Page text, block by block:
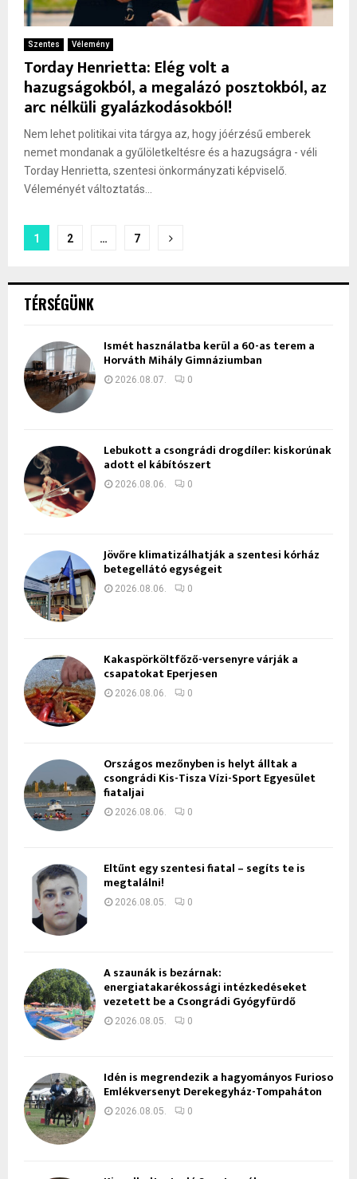
Szentes Vélemény
Torday Henrietta: Elég volt a
hazugságokból, a megalázó posztokból, az
arc nélküli gyalázkodásokból!
Nem lehet politikai vita tárgya az, hogy jóérzésű emberek
nemet mondanak a gyűlöletkeltésre és a hazugságra - véli
Torday Henrietta, szentesi önkormányzati képviselő.
Véleményét változtatás...
Bejegyzések
1 2 … 7
TÉRSÉGÜNK
Ismét használatba kerül a 60-as terem a
Horváth Mihály Gimnáziumban
2026.08.07. 0
Lebukott a csongrádi drogdíler: kiskorúnak
adott el kábítószert
2026.08.06. 0
Jövőre klimatizálhatják a szentesi kórház
betegellátó egységeit
2026.08.06. 0
Kakaspörköltfőző-versenyre várják a
csapatokat Eperjesen
2026.08.06. 0
Országos mezőnyben is helyt álltak a
csongrádi Kis-Tisza Vízi-Sport Egyesület
fiataljai
2026.08.06. 0
Eltűnt egy szentesi fiatal – segíts te is
megtalálni!
2026.08.05. 0
A szaunák is bezárnak:
energiatakarékossági intézkedéseket
vezetett be a Csongrádi Gyógyfürdő
2026.08.05. 0
Idén is megrendezik a hagyományos Furioso
Emlékversenyt Derekegyház-Tompaháton
2026.08.05. 0